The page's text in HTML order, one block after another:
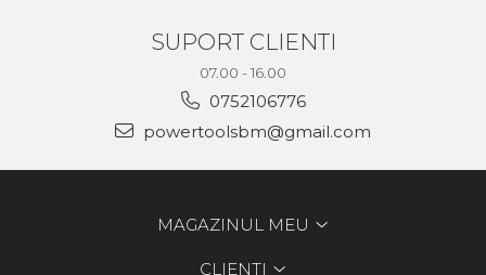
SUPORT CLIENTI
07.00 - 16.00
0752106776
powertoolsbm@gmail.com
MAGAZINUL MEU
CLIENTI